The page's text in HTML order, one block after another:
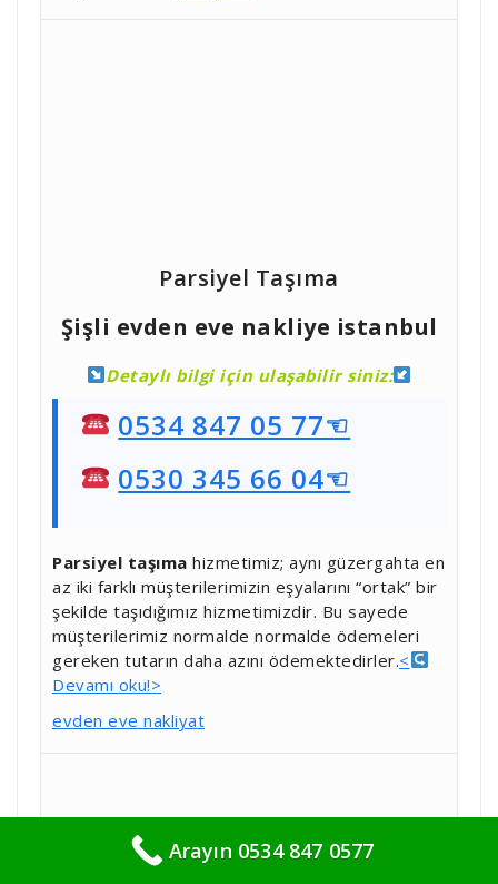
Parsiyel Taşıma
Şişli evden eve nakliye istanbul
Detaylı bilgi için ulaşabilir siniz:
0534 847 05 77☜
0530 345 66 04☜
Parsiyel taşıma hizmetimiz; aynı güzergahta en
az iki farklı müşterilerimizin eşyalarını “ortak” bir
şekilde taşıdığımız hizmetimizdir. Bu sayede
müşterilerimiz normalde normalde ödemeleri
gereken tutarın daha azını ödemektedirler.<
Devamı oku!>
evden eve nakliyat
Arayın 0534 847 0577